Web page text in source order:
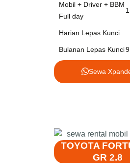
Mobil + Driver + BBM
Full day
Harian Lepas Kunci
Bulanan Lepas Kunci
Sewa
TOYOTA
GR 2.8